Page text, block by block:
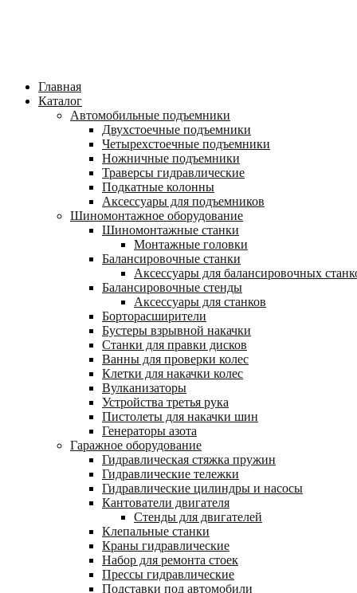
Главная
Каталог
Автомобильные подъемники
Двухстоечные подъемники
Четырехстоечные подъемники
Ножничные подъемники
Траверсы гидравлические
Подкатные колонны
Аксессуары для подъемников
Шиномонтажное оборудование
Шиномонтажные станки
Монтажные головки
Балансировочные станки
Аксессуары для балансировочных
Балансировочные стенды
Аксессуары для станков
Борторасширители
Бустеры взрывной накачки
Станки для правки дисков
Ванны для проверки колес
Клетки для накачки колес
Вулканизаторы
Устройства третья рука
Пистолеты для накачки шин
Генераторы азота
Гаражное оборудование
Гидравлическая стяжка пружин
Гидравлические тележки
Гидравлические цилиндры и насосы
Кантователи двигателя
Стенды для двигателей
Клепальные станки
Краны гидравлические
Набор для ремонта стоек
Прессы гидравлические
Подставки под автомобили